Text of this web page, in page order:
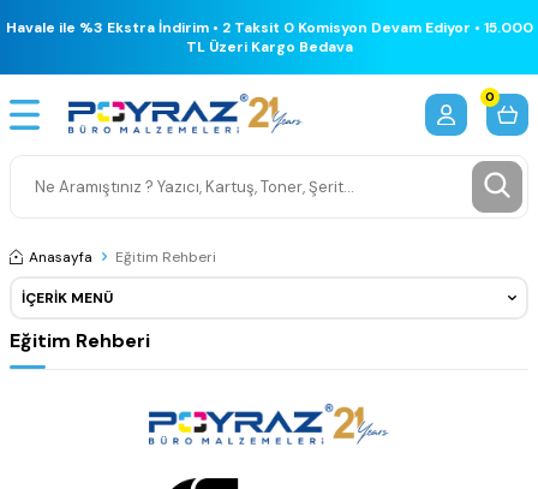
Havale ile %3 Ekstra İndirim • 2 Taksit 0 Komisyon Devam Ediyor • 15.000
TL Üzeri Kargo Bedava
0
Anasayfa Eğitim Rehberi
İÇERIK MENÜ
Eğitim Rehberi